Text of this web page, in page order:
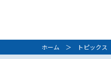
ホーム ＞ トピックス